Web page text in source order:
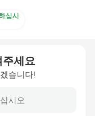
십시
주세요
습니다!